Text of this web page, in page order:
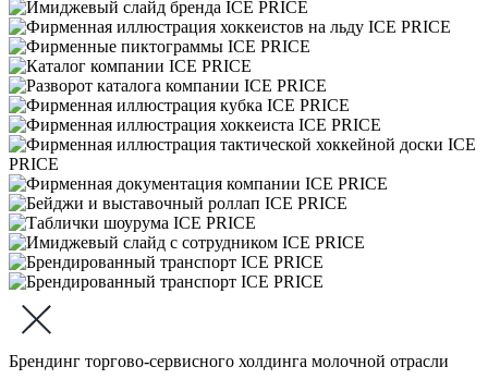
Брендинг торгово-сервисного холдинга молочной отрасли